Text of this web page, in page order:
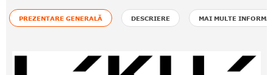
PREZENTARE GENERALĂ DESCRIERE MAI MULTE